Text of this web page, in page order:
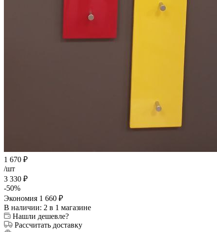
1 670 ₽
/шт
3 330 ₽
-50%
Экономия 1 660 ₽
В наличии: 2 в 1 магазине
Нашли дешевле?
Рассчитать доставку